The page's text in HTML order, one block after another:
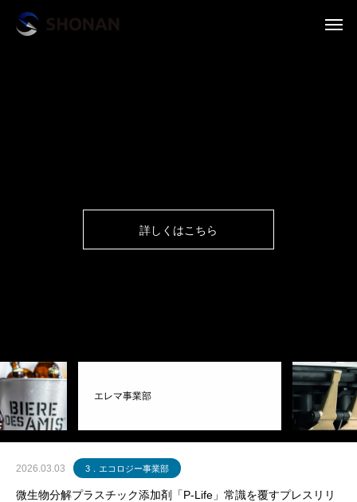
詳しくはこちら
エレマ事業部
2026.03.03 3．エコロジー事業部
微生物分解プラスチック添加剤「P-Life」常識を覆すプレスリリ